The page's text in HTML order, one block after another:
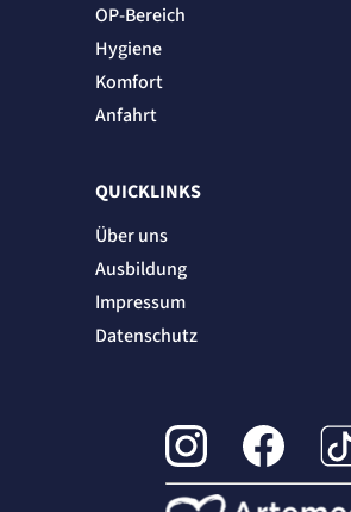
OP-Bereich
Hygiene
Komfort
Anfahrt
QUICKLINKS
Über uns
Ausbildung
Impressum
Datenschutz